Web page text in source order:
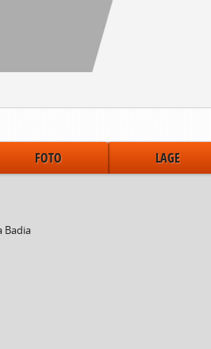
FOTO LAGE
Badia